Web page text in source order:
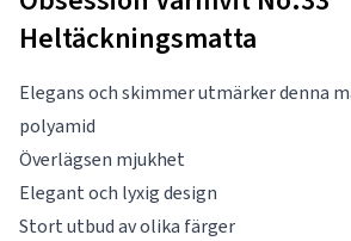
Heltäckningsmatta
Elegans och skimmer utmärker denna
polyamid
Överlägsen mjukhet
Elegant och lyxig design
Stort utbud av olika färger